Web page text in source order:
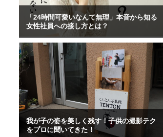
「24時間可愛いなんて無理」本音から知る
女性社員への接し方とは？
我が子の姿を美しく残す！子供の撮影テク
をプロに聞いてきた！